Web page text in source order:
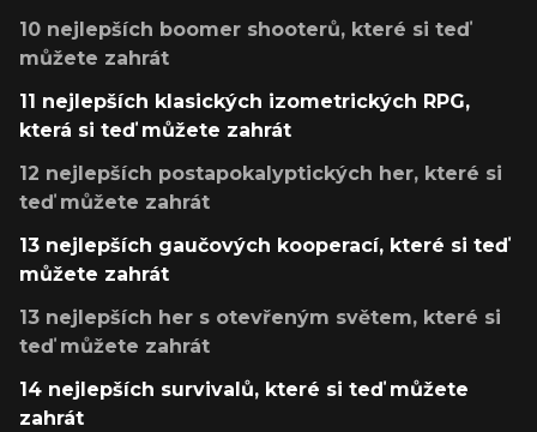
10 nejlepších boomer shooterů, které si teď
můžete zahrát
11 nejlepších klasických izometrických RPG,
která si teď můžete zahrát
12 nejlepších postapokalyptických her, které si
teď můžete zahrát
13 nejlepších gaučových kooperací, které si teď
můžete zahrát
13 nejlepších her s otevřeným světem, které si
teď můžete zahrát
14 nejlepších survivalů, které si teď můžete
zahrát